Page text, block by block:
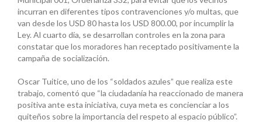
incurran en diferentes tipos contravenciones y/o multas, que
van desde los USD 80 hasta los USD 800.00, por incumplir la
Ley. Al cuarto día, se desarrollan controles en la zona para
constatar que los moradores han receptado positivamente la
campaña de socialización.
Oscar Tuitice, uno de los “soldados azules” que realiza este
trabajo, comentó que “la ciudadanía ha reaccionado de manera
positiva ante esta iniciativa, cuya meta es concienciar a los
quiteños sobre la importancia del respeto al espacio público”.